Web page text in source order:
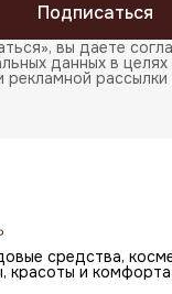
Подписаться
вы даете
данных в
рассылки
средства,
красоты и